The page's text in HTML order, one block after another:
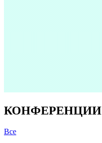
КОНФЕРЕНЦИИ
Все